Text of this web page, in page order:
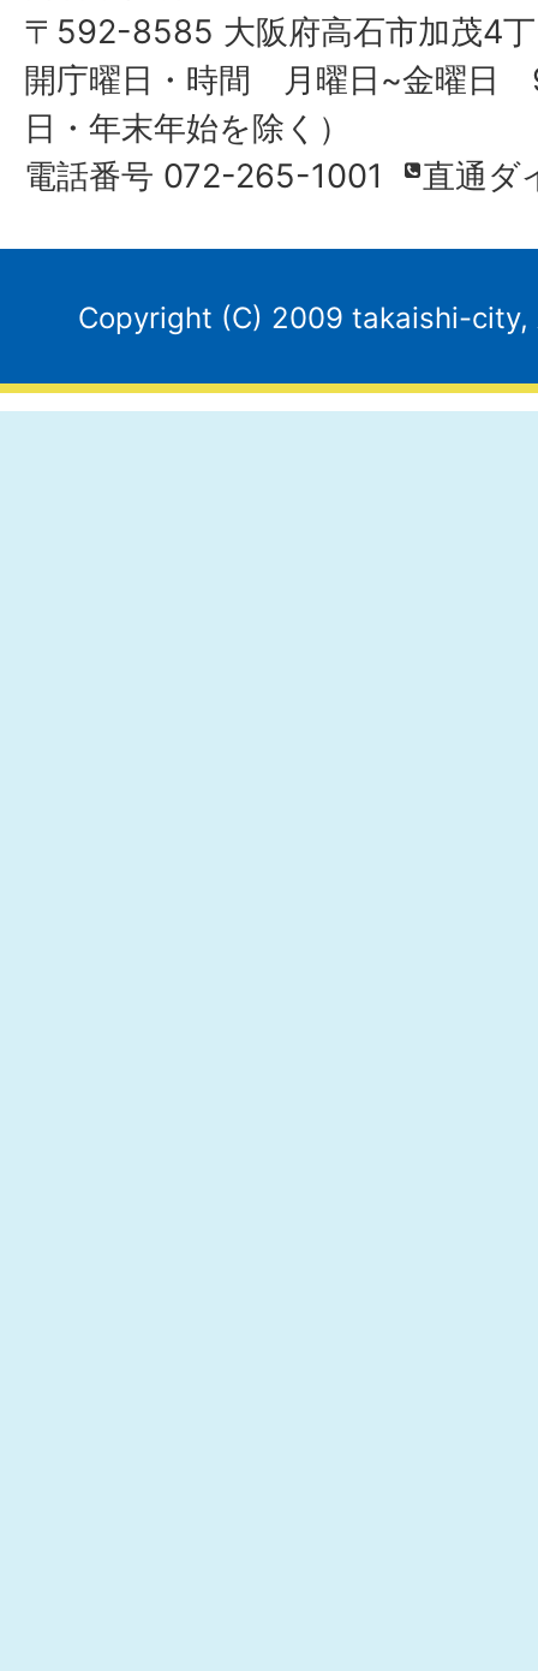
〒592-8585 大阪府高石市加茂4丁
開庁曜日・時間 月曜日~金曜日
日・年末年始を除く）
電話番号 072-265-1001
直通ダ
Copyright (C) 2009 takaishi-city,